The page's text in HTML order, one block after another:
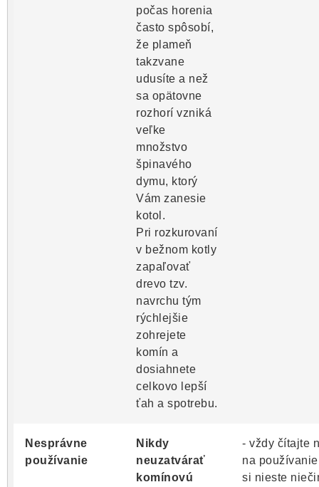
počas horenia
často spôsobí,
že plameň
takzvane
udusíte a než
sa opätovne
rozhorí vzniká
veľke
množstvo
špinavého
dymu, ktorý
Vám zanesie
kotol.
Pri rozkurovaní
v bežnom kotly
zapaľovať
drevo tzv.
navrchu tým
rýchlejšie
zohrejete
komín a
dosiahnete
celkovo lepší
ťah a spotrebu.
Nesprávne
používanie
Nikdy
neuzatvárať
komínovú
- vždy čítajte
na
si nieste